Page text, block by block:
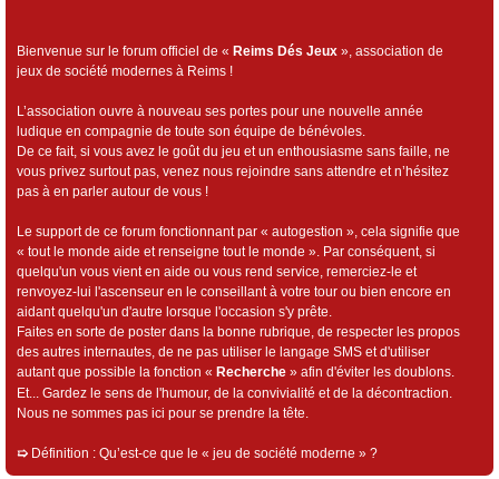
Bienvenue sur le forum officiel de « Reims Dés Jeux », association de
jeux de société modernes à Reims !
L’association ouvre à nouveau ses portes pour une nouvelle année
ludique en compagnie de toute son équipe de bénévoles.
De ce fait, si vous avez le goût du jeu et un enthousiasme sans faille, ne
vous privez surtout pas, venez nous rejoindre sans attendre et n’hésitez
pas à en parler autour de vous !
Le support de ce forum fonctionnant par « autogestion », cela signifie que
« tout le monde aide et renseigne tout le monde ». Par conséquent, si
quelqu'un vous vient en aide ou vous rend service, remerciez-le et
renvoyez-lui l'ascenseur en le conseillant à votre tour ou bien encore en
aidant quelqu'un d'autre lorsque l'occasion s'y prête.
Faites en sorte de poster dans la bonne rubrique, de respecter les propos
des autres internautes, de ne pas utiliser le langage SMS et d'utiliser
autant que possible la fonction « Recherche » afin d'éviter les doublons.
Et... Gardez le sens de l'humour, de la convivialité et de la décontraction.
Nous ne sommes pas ici pour se prendre la tête.
➯ Définition : Qu’est-ce que le « jeu de société moderne » ?